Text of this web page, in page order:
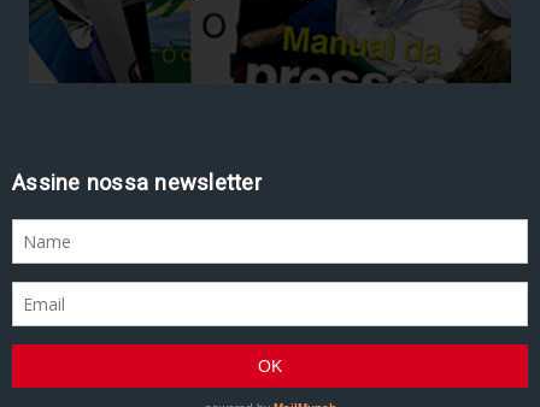
Assine nossa newsletter